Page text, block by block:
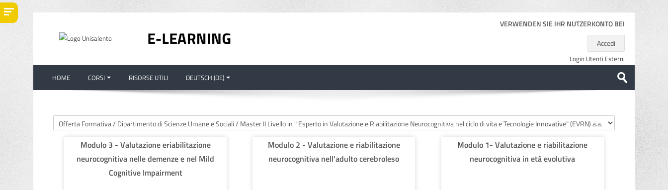
Zum Hauptinhalt
VERWENDEN SIE IHR NUTZERKONTO BEI
Accedi
Login Utenti Esterni
HOME CORSI RISORSE UTILI DEUTSCH ‎(DE)‎ Speichern
Kursbereiche
Modulo 3 - Valutazione eriabilitazione
neurocognitiva nelle demenze e nel Mild
Cognitive Impairment
Modulo 2 - Valutazione e riabilitazione
neurocognitiva nell'adulto cerebroleso
Modulo 1- Valutazione e riabilitazione
neurocognitiva in età evolutiva